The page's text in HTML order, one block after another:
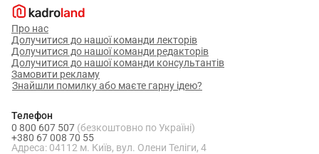
Про нас
Долучитися до нашої команди лекторів
Долучитися до нашої команди редакторів
Долучитися до нашої команди консультантів
Замовити рекламу
Знайшли помилку або маєте гарну ідею?
Телефон
0 800 607 507 (безкоштовно по Україні)
+380 67 008 70 55
Адреса: 04112 м. Київ, вул. Олени Теліги, 4